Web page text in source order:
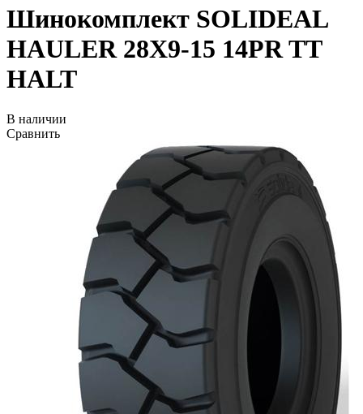
Шинокомплект SOLIDEAL
HAULER 28X9-15 14PR TT
HALT
В наличии
Сравнить